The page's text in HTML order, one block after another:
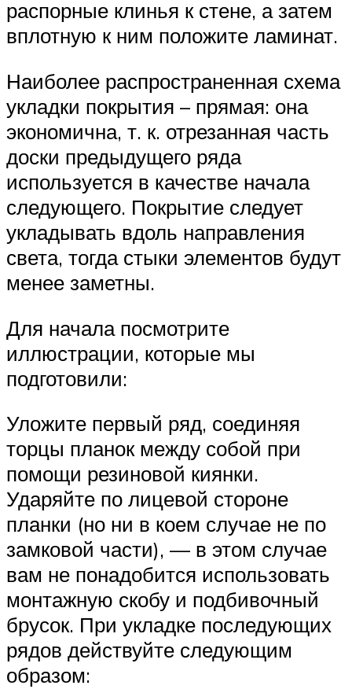
распорные клинья к стене, а затем
вплотную к ним положите ламинат.
Наиболее распространенная схема
укладки покрытия – прямая: она
экономична, т. к. отрезанная часть
доски предыдущего ряда
используется в качестве начала
следующего. Покрытие следует
укладывать вдоль направления
света, тогда стыки элементов будут
менее заметны.
Для начала посмотрите
иллюстрации, которые мы
подготовили:
Уложите первый ряд, соединяя
торцы планок между собой при
помощи резиновой киянки.
Ударяйте по лицевой стороне
планки (но ни в коем случае не по
замковой части), — в этом случае
вам не понадобится использовать
монтажную скобу и подбивочный
брусок. При укладке последующих
рядов действуйте следующим
образом: